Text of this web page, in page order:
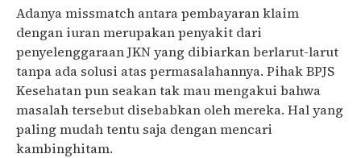
Adanya missmatch antara pembayaran klaim
dengan iuran merupakan penyakit dari
penyelenggaraan JKN yang dibiarkan berlarut-larut
tanpa ada solusi atas permasalahannya. Pihak BPJS
Kesehatan pun seakan tak mau mengakui bahwa
masalah tersebut disebabkan oleh mereka. Hal yang
paling mudah tentu saja dengan mencari
kambinghitam.